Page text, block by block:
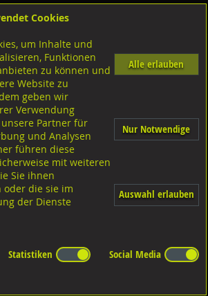
Schrauben
M-Gewinde
Stiftschrauben 1,25d
DIN939 8.8 blank M20x40
Cookies
um Inhalte und
Funktionen
zu können und
Website zu
geben wir
Verwendung
Partner für
und Analysen
führen diese
mit weiteren
Sie ihnen
die sie im
der Dienste
Alle erlauben
Nur Notwendige
Auswahl erlauben
Statistiken
Social Media